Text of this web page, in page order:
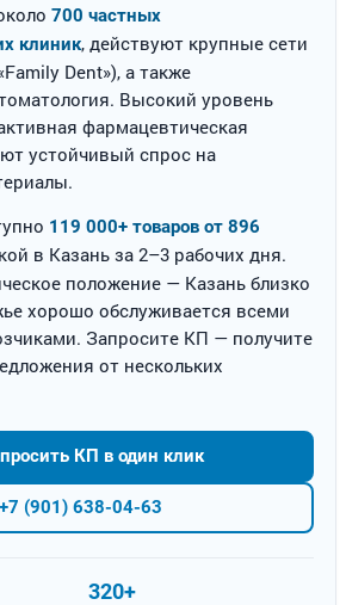
700 частных
клиник, действуют крупные сети
Dent»), а также
Высокий уровень
фармацевтическая
устойчивый спрос на
119 000+ товаров от 896
в Казань за 2–3 рабочих дня.
положение — Казань близко
хорошо обслуживается всеми
Запросите КП — получите
от нескольких
КП в один клик
+7 (901) 638-04-63
320+